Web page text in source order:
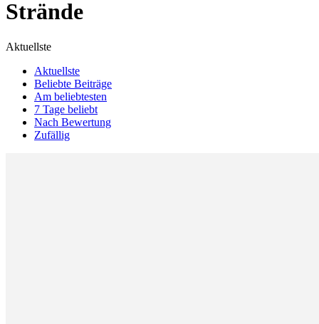
Strände
Aktuellste
Aktuellste
Beliebte Beiträge
Am beliebtesten
7 Tage beliebt
Nach Bewertung
Zufällig